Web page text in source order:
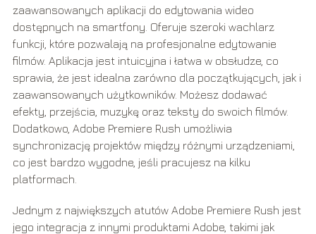
zaawansowanych aplikacji do edytowania wideo
dostępnych na smartfony. Oferuje szeroki wachlarz
funkcji, które pozwalają na profesjonalne edytowanie
filmów. Aplikacja jest intuicyjna i łatwa w obsłudze, co
sprawia, że jest idealna zarówno dla początkujących, jak i
zaawansowanych użytkowników. Możesz dodawać
efekty, przejścia, muzykę oraz teksty do swoich filmów.
Dodatkowo, Adobe Premiere Rush umożliwia
synchronizację projektów między różnymi urządzeniami,
co jest bardzo wygodne, jeśli pracujesz na kilku
platformach.
Jednym z największych atutów Adobe Premiere Rush jest
jego integracja z innymi produktami Adobe, takimi jak